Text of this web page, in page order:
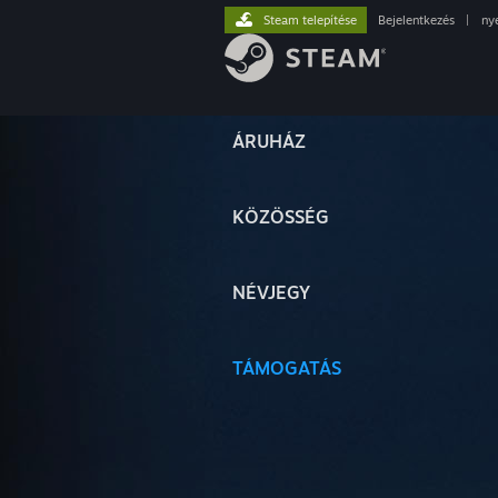
ÁRUHÁZ
KÖZÖSSÉG
NÉVJEGY
TÁMOGATÁS
Steam telepítése Bejelentkezés